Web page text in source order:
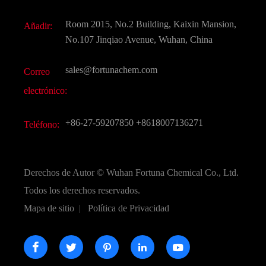
Sabores y fragancias
CAS químico
Todos los productos químicos finos
Preguntas frecuentes (FAQ)
Añadir:
Room 2015, No.2 Building, Kaixin Mansion,
No.107 Jinqiao Avenue, Wuhan, China
Correo
electrónico:
sales@fortunachem.com
Teléfono: +86-27-59207850 +8618007136271
Derechos de Autor © Wuhan Fortuna Chemical Co., Ltd.
Todos los derechos reservados.
Mapa de sitio | Política de Privacidad
    